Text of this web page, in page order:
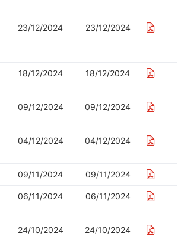
23/12/2024 23/12/2024
18/12/2024 18/12/2024
09/12/2024 09/12/2024
04/12/2024 04/12/2024
09/11/2024 09/11/2024
06/11/2024 06/11/2024
24/10/2024 24/10/2024